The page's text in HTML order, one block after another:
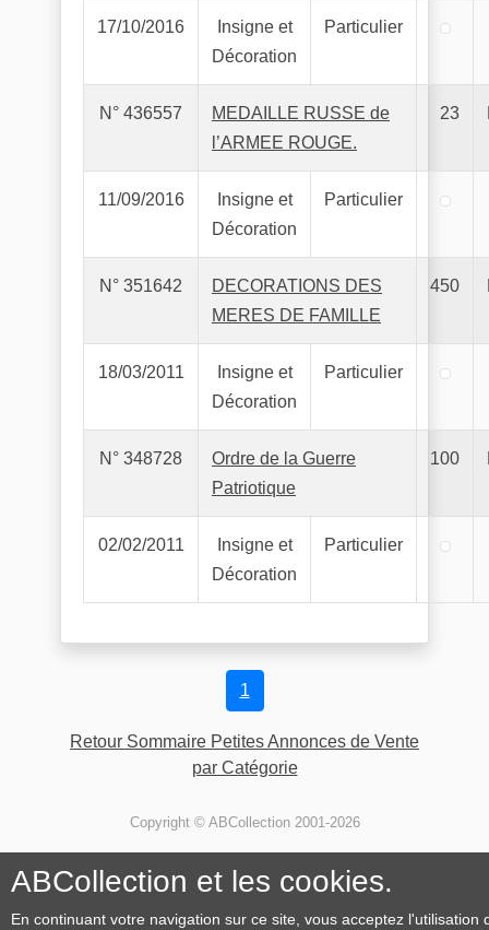
17/10/2016
Insigne et
Décoration
Particulier
N° 436557
MEDAILLE RUSSE de
l’ARMEE ROUGE.
23
11/09/2016
Insigne et
Décoration
Particulier
N° 351642
DECORATIONS DES
MERES DE FAMILLE
450
18/03/2011
Insigne et
Décoration
Particulier
N° 348728
Ordre de la Guerre
Patriotique
100
02/02/2011
Insigne et
Décoration
Particulier
1
Retour Sommaire Petites Annonces de Vente
par Catégorie
Copyright © ABCollection 2001-2026
ABCollection et les cookies.
En continuant votre navigation sur ce site, vous acceptez l'utilisation